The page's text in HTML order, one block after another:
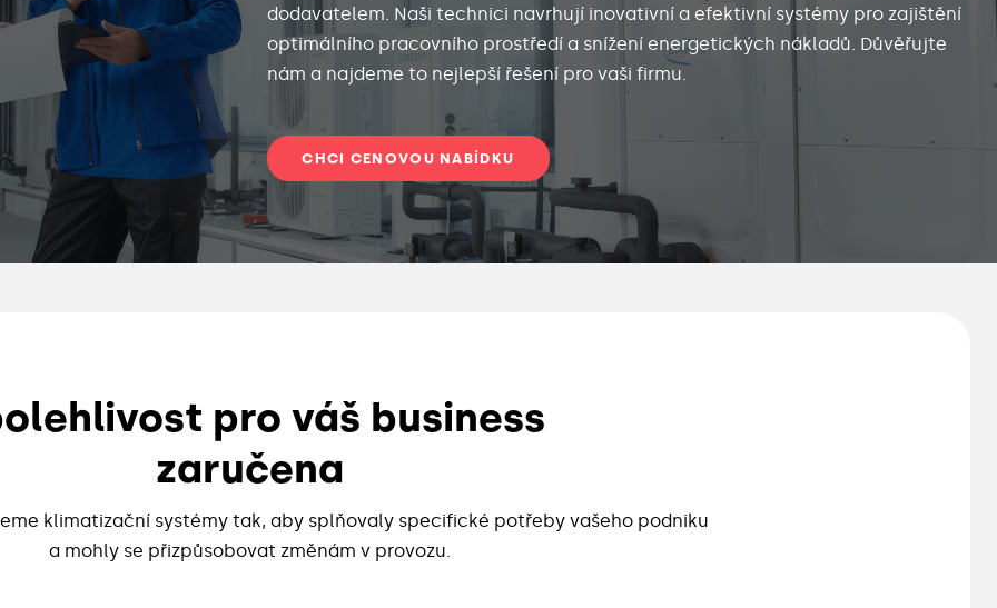
dodavatelem. Naši technici navrhují inovativní a efektivní systémy pro zajištění
optimálního pracovního prostředí a snížení energetických nákladů. Důvěřujte
nám a najdeme to nejlepší řešení pro vaši firmu.
CHCI CENOVOU NABÍDKU
pro váš business
zaručena
klimatizační systémy tak, aby splňovaly specifické potřeby vašeho podniku
a mohly se přizpůsobovat změnám v provozu.